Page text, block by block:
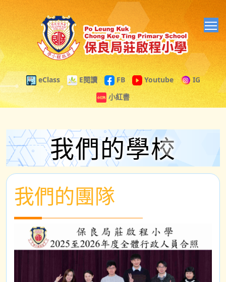
eClass E閱讀 FB Youtube
IG
小紅書
我們的學校
我們的團隊